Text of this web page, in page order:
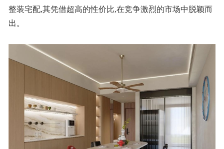
整装宅配,其凭借超高的性价比,在竞争激烈的市场中脱颖而
出。